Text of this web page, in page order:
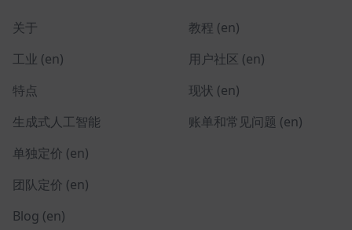
关于
工业 (en)
特点
生成式人工智能
单独定价 (en)
团队定价 (en)
Blog (en)
教程 (en)
用户社区 (en)
现状 (en)
账单和常见问题 (en)